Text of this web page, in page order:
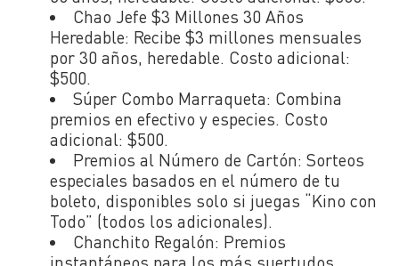
Chao Jefe $3 Millones 30 Años
Heredable: Recibe $3 millones mensuales
por 30 años, heredable. Costo adicional:
$500.
Súper Combo Marraqueta: Combina
premios en efectivo y especies. Costo
adicional: $500.
Premios al Número de Cartón: Sorteos
especiales basados en el número de tu
boleto, disponibles solo si juegas “Kino con
Todo” (todos los adicionales).
Chanchito Regalón: Premios
instantáneos para los más suertudos.